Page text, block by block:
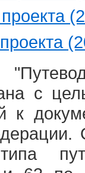
с
к
типа